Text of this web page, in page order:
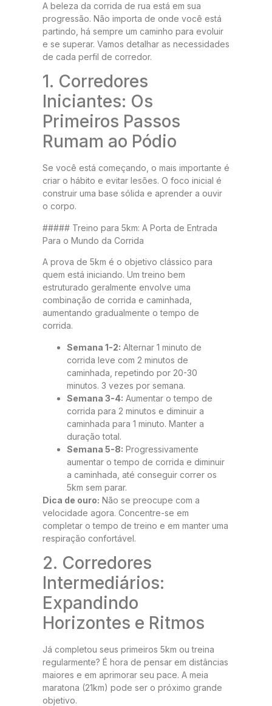
A beleza da corrida de rua está em sua
progressão. Não importa de onde você está
partindo, há sempre um caminho para evoluir
e se superar. Vamos detalhar as necessidades
de cada perfil de corredor.
1. Corredores
Iniciantes: Os
Primeiros Passos
Rumam ao Pódio
Se você está começando, o mais importante é
criar o hábito e evitar lesões. O foco inicial é
construir uma base sólida e aprender a ouvir
o corpo.
##### Treino para 5km: A Porta de Entrada
Para o Mundo da Corrida
A prova de 5km é o objetivo clássico para
quem está iniciando. Um treino bem
estruturado geralmente envolve uma
combinação de corrida e caminhada,
aumentando gradualmente o tempo de
corrida.
Semana 1-2: Alternar 1 minuto de
corrida leve com 2 minutos de
caminhada, repetindo por 20-30
minutos. 3 vezes por semana.
Semana 3-4: Aumentar o tempo de
corrida para 2 minutos e diminuir a
caminhada para 1 minuto. Manter a
duração total.
Semana 5-8: Progressivamente
aumentar o tempo de corrida e diminuir
a caminhada, até conseguir correr os
5km sem parar.
Dica de ouro: Não se preocupe com a
velocidade agora. Concentre-se em
completar o tempo de treino e em manter uma
respiração confortável.
2. Corredores
Intermediários:
Expandindo
Horizontes e Ritmos
Já completou seus primeiros 5km ou treina
regularmente? É hora de pensar em distâncias
maiores e em aprimorar seu pace. A meia
maratona (21km) pode ser o próximo grande
objetivo.